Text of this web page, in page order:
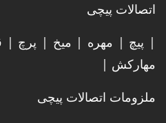
اتصالات پیچی
| پیچ | مهره | میخ | پرچ |
مهارکش |
ملزومات اتصالات پیچی